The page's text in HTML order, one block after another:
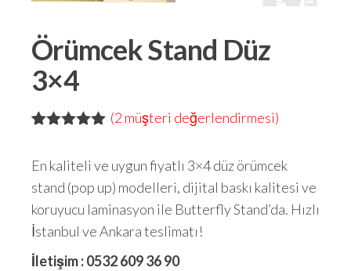
Örümcek Stand Düz
3×4
dayanarak 5
üzerinden
5.00puan
aldı
(2 müşteri değerlendirmesi)
En kaliteli ve uygun fiyatlı 3×4 düz örümcek
stand (pop up) modelleri, dijital baskı kalitesi ve
koruyucu laminasyon ile Butterfly Stand’da. Hızlı
İstanbul ve Ankara teslimatı!
İletişim : 0532 609 36 90